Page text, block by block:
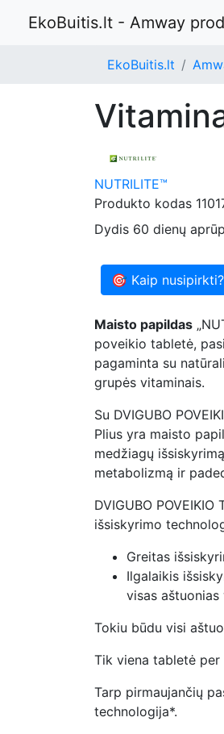
EkoBuitis.lt - Amway
EkoBuitis.lt
NUTRILITE™
Produkto kodas
Dydis 60 dienų
🎯 Kaip nusipirkti?
Maisto papildas
poveikio tabletė,
pagaminta su
grupės vitaminais.
Su DVIGUBO
Plius yra maisto
medžiagų
metabolizmą ir
DVIGUBO
išsiskyrimo
Greitas
Ilgalaikis
visas aštuonias
Tokiu būdu visi
Tik viena tabletė per
Tarp pirmaujančių
technologija*.